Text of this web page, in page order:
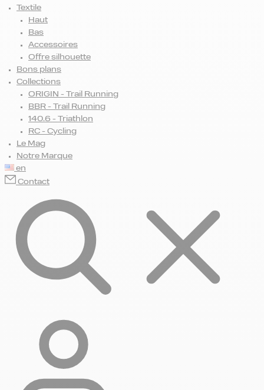
Textile
Haut
Bas
Accessoires
Offre silhouette
Bons plans
Collections
ORIGIN - Trail Running
BBR - Trail Running
140.6 - Triathlon
RC - Cycling
Le Mag
Notre Marque
en
Contact